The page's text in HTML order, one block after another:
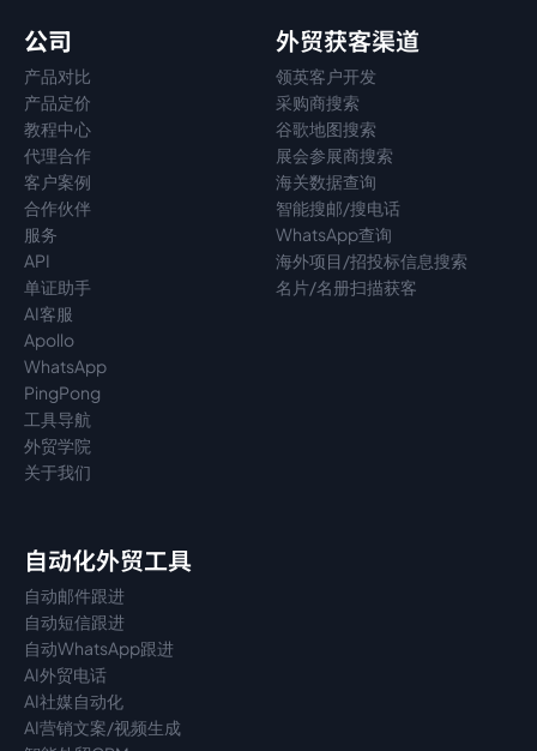
公司
产品对比
产品定价
教程中心
代理合作
客户案例
合作伙伴
服务
API
单证助手
AI客服
Apollo
WhatsApp
PingPong
工具导航
外贸学院
关于我们
外贸获客渠道
领英客户开发
采购商搜索
谷歌地图搜索
展会参展商搜索
海关数据查询
智能搜邮/搜电话
WhatsApp查询
海外项目/招投标信息搜索
名片/名册扫描获客
自动化外贸工具
自动邮件跟进
自动短信跟进
自动WhatsApp跟进
AI外贸电话
AI社媒自动化
AI营销文案/视频生成